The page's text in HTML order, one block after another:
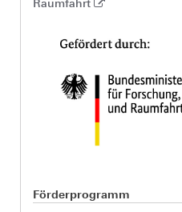
Raumfahrt
Förderprogramm